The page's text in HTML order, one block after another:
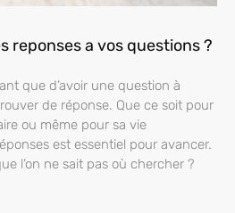
reponses a vos questions ?
que d’avoir une question à
de réponse. Que ce soit pour
ou même pour sa vie
est essentiel pour avancer.
l’on ne sait pas où chercher ?